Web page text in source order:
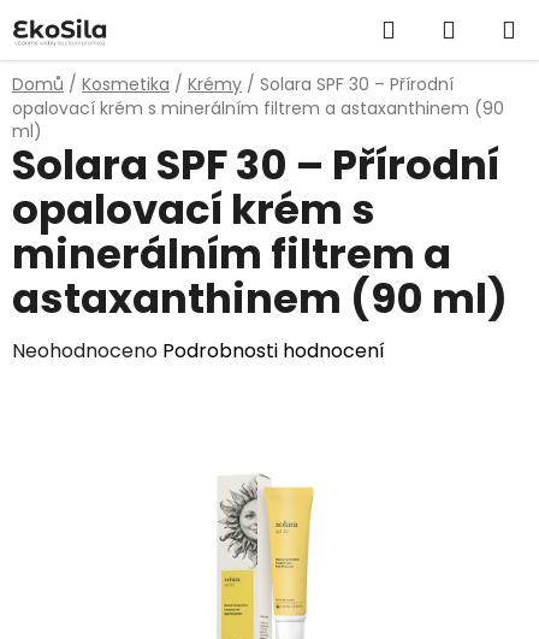
na
obsah
Hledat
KOŠÍK
Domů / Kosmetika / Krémy / Solara SPF 30 – Přírodní
opalovací krém s minerálním filtrem a astaxanthinem (90
ml)
Solara SPF 30 – Přírodní
opalovací krém s
minerálním filtrem a
astaxanthinem (90 ml)
Průměrné
Neohodnoceno Podrobnosti hodnocení